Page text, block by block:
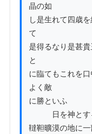
晶の如
し是生れて四歳
て
是得るなり是甚
と
に臨てもこれを
よく敵
に勝といふ
日を神とす
韃靼曠漠の地に